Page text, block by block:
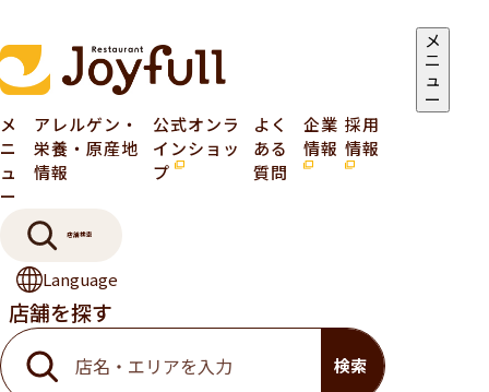
メ
ニ
ュ
ー
メ
ニ
ュ
ー
アレルゲン・
栄養・原産地
情報
公式オンラ
インショッ
プ
よく
ある
質問
企業
情報
採用
情報
店舗検索
Language
店舗を探す
検索